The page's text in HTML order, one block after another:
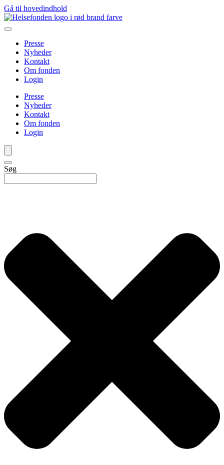
Gå til hovedindhold
Presse
Nyheder
Kontakt
Om fonden
Login
Presse
Nyheder
Kontakt
Om fonden
Login
Søg